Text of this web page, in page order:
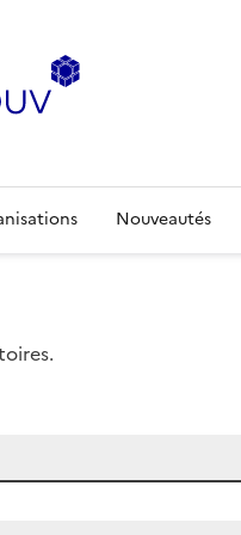
Nouveautés